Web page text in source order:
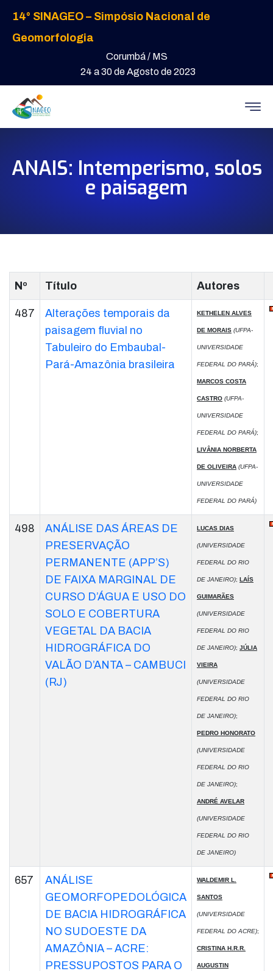
14° SINAGEO – Simpósio Nacional de
Geomorfologia
Corumbá / MS
24 a 30 de Agosto de 2023
ANAIS: Intemperismo, solos
e paisagem
Nº Título Autores
487
Alterações temporais da
paisagem fluvial no
Tabuleiro do Embaubal-
Pará-Amazônia brasileira
KETHELEN ALVES
DE MORAIS (UFPA-
UNIVERSIDADE
FEDERAL DO PARÁ);
MARCOS COSTA
CASTRO (UFPA-
UNIVERSIDADE
FEDERAL DO PARÁ);
LIVÂNIA NORBERTA
DE OLIVEIRA (UFPA-
UNIVERSIDADE
FEDERAL DO PARÁ)
498
ANÁLISE DAS ÁREAS DE
PRESERVAÇÃO
PERMANENTE (APP’S)
DE FAIXA MARGINAL DE
CURSO D’ÁGUA E USO DO
SOLO E COBERTURA
VEGETAL DA BACIA
HIDROGRÁFICA DO
VALÃO D’ANTA – CAMBUCI
(RJ)
LUCAS DIAS
(UNIVERSIDADE
FEDERAL DO RIO
DE JANEIRO); LAÍS
GUIMARÃES
(UNIVERSIDADE
FEDERAL DO RIO
DE JANEIRO); JÚLIA
VIEIRA
(UNIVERSIDADE
FEDERAL DO RIO
DE JANEIRO);
PEDRO HONORATO
(UNIVERSIDADE
FEDERAL DO RIO
DE JANEIRO);
ANDRÉ AVELAR
(UNIVERSIDADE
FEDERAL DO RIO
DE JANEIRO)
657
ANÁLISE
GEOMORFOPEDOLÓGICA
DE BACIA HIDROGRÁFICA
NO SUDOESTE DA
AMAZÔNIA – ACRE:
PRESSUPOSTOS PARA O
WALDEMIR L.
SANTOS
(UNIVERSIDADE
FEDERAL DO ACRE);
CRISTINA H.R.R.
AUGUSTIN